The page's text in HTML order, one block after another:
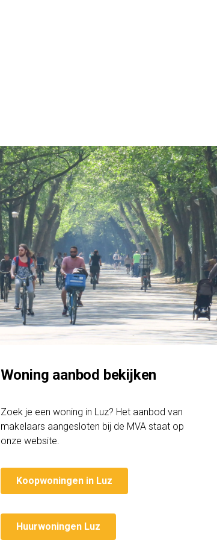
Woning aanbod bekijken
Zoek je een woning in Luz? Het aanbod van
makelaars aangesloten bij de MVA staat op
onze website.
Koopwoningen in Luz
Huurwoningen Luz